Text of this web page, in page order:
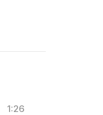
1:26